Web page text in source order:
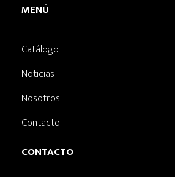
MENÚ
Catálogo
Noticias
Nosotros
Contacto
CONTACTO